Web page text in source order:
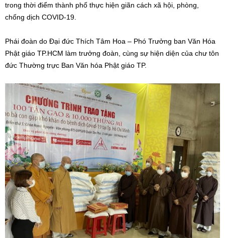
trong thời điểm thành phố thực hiện giãn cách xã hội, phòng,
chống dịch COVID-19.
Phái đoàn do Đại đức Thích Tâm Hoa – Phó Trưởng ban Văn Hóa
Phật giáo TP.HCM làm trưởng đoàn, cùng sự hiện diện của chư tôn
đức Thường trực Ban Văn hóa Phật giáo TP.